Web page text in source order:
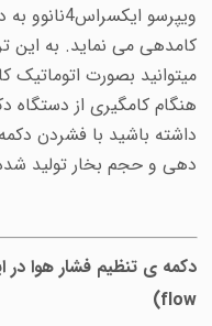
ویپرسو
کامدهی می نماید. به این
میتوانید بصورت اتوماتیک
هنگام کامگیری از دستگاه
داشته باشید با فشردن
دهی و حجم بخار تولید
دکمه ی تنظیم فشار هوا در
flow
)